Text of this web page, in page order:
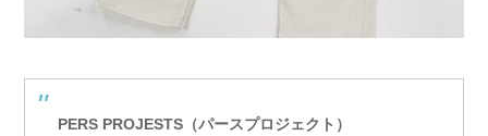
PERS PROJESTS（パースプロジェクト）